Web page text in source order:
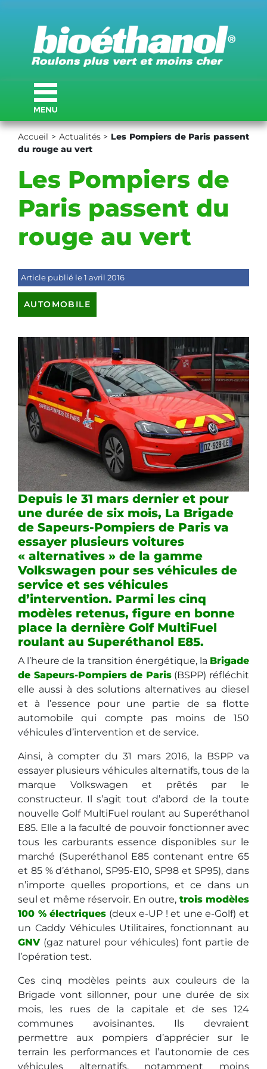
Accueil > Actualités> Les Pompiers de Paris passent
du rouge au vert
Les Pompiers de
Paris passent du
rouge au vert
Article publié le 1 avril 2016
AUTOMOBILE
Depuis le 31 mars dernier et pour
une durée de six mois, La Brigade
de Sapeurs-Pompiers de Paris va
essayer plusieurs voitures
« alternatives » de la gamme
Volkswagen pour ses véhicules de
service et ses véhicules
d’intervention. Parmi les cinq
modèles retenus, figure en bonne
place la dernière Golf MultiFuel
roulant au Superéthanol E85.
A l’heure de la transition énergétique, la Brigade
de Sapeurs-Pompiers de Paris(BSPP) réfléchit
elle aussi à des solutions alternatives au diesel
et à l’essence pour une partie de sa flotte
automobile qui compte pas moins de 150
véhicules d’intervention et de service.
Ainsi, à compter du 31 mars 2016, la BSPP va
essayer plusieurs véhicules alternatifs, tous de la
marque Volkswagen et prêtés par le
constructeur. Il s’agit tout d’abord de la toute
nouvelle Golf MultiFuel roulant au Superéthanol
E85. Elle a la faculté de pouvoir fonctionner avec
tous les carburants essence disponibles sur le
marché (Superéthanol E85 contenant entre 65
et 85 % d’éthanol, SP95-E10, SP98 et SP95), dans
n’importe quelles proportions, et ce dans un
seul et même réservoir. En outre, trois modèles
100 % électriques (deux e-UP ! et une e-Golf) et
un Caddy Véhicules Utilitaires, fonctionnant au
GNV(gaz naturel pour véhicules) font partie de
l’opération test.
Ces cinq modèles peints aux couleurs de la
Brigade vont sillonner, pour une durée de six
mois, les rues de la capitale et de ses 124
communes avoisinantes. Ils devraient
permettre aux pompiers d’apprécier sur le
terrain les performances et l’autonomie de ces
véhicules alternatifs, notamment moins